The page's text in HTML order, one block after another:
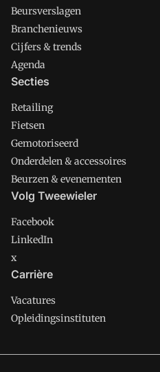
Beursverslagen
Branchenieuws
Cijfers & trends
Agenda
Secties
Retailing
Fietsen
Gemotoriseerd
Onderdelen & accessoires
Beurzen & evenementen
Volg Tweewieler
Facebook
LinkedIn
x
Carrière
Vacatures
Opleidingsinstituten